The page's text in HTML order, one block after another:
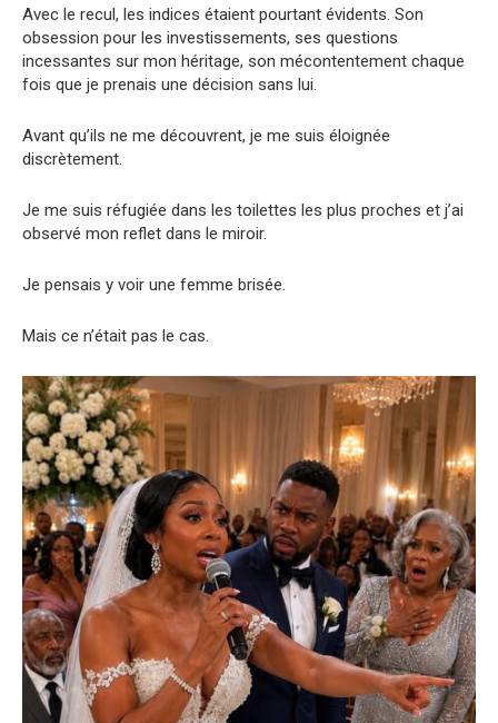
Avec le recul, les indices étaient pourtant évidents. Son
obsession pour les investissements, ses questions
incessantes sur mon héritage, son mécontentement chaque
fois que je prenais une décision sans lui.
Avant qu’ils ne me découvrent, je me suis éloignée
discrètement.
Je me suis réfugiée dans les toilettes les plus proches et j’ai
observé mon reflet dans le miroir.
Je pensais y voir une femme brisée.
Mais ce n’était pas le cas.